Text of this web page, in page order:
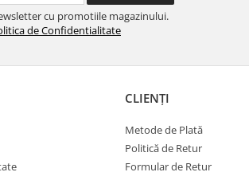
cu promotiile magazinului.
de Confidentialitate
CLIENȚI
Metode de Plată
Politică de Retur
Formular de Retur